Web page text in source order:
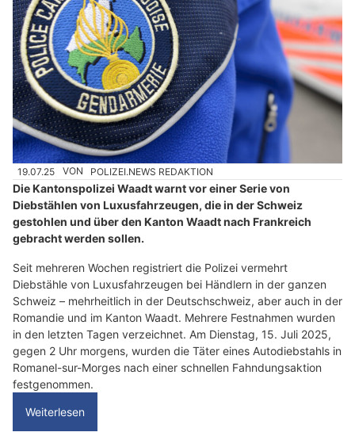
19.07.25 VON POLIZEI.NEWS REDAKTION
Die Kantonspolizei Waadt warnt vor einer Serie von
Diebstählen von Luxusfahrzeugen, die in der Schweiz
gestohlen und über den Kanton Waadt nach Frankreich
gebracht werden sollen.
Seit mehreren Wochen registriert die Polizei vermehrt
Diebstähle von Luxusfahrzeugen bei Händlern in der ganzen
Schweiz – mehrheitlich in der Deutschschweiz, aber auch in der
Romandie und im Kanton Waadt. Mehrere Festnahmen wurden
in den letzten Tagen verzeichnet. Am Dienstag, 15. Juli 2025,
gegen 2 Uhr morgens, wurden die Täter eines Autodiebstahls in
Romanel-sur-Morges nach einer schnellen Fahndungsaktion
festgenommen.
Weiterlesen